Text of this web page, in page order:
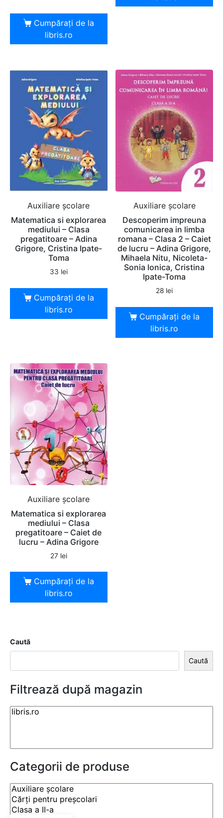
Cumpărați de la
libris.ro
Auxiliare şcolare
Matematica si explorarea
mediului – Clasa
pregatitoare – Adina
Grigore, Cristina Ipate-
Toma
33 lei
Cumpărați de la
libris.ro
Auxiliare şcolare
Descoperim impreuna
comunicarea in limba
romana – Clasa 2 – Caiet
de lucru – Adina Grigore,
Mihaela Nitu, Nicoleta-
Sonia Ionica, Cristina
Ipate-Toma
28 lei
Cumpărați de la
libris.ro
Auxiliare şcolare
Matematica si explorarea
mediului – Clasa
pregatitoare – Caiet de
lucru – Adina Grigore
27 lei
Cumpărați de la
libris.ro
Caută
Caută
Filtrează după magazin
Categorii de produse